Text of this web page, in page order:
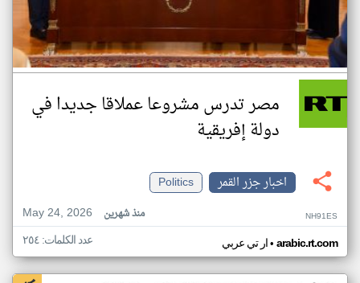
مصر تدرس مشروعا عملاقا جديدا في
دولة إفريقية
اخبار جزر القمر
Politics
May 24, 2026
منذ شهرين NH91ES
ار تي عربي• arabic.rt.com عدد الكلمات: ٢٥٤